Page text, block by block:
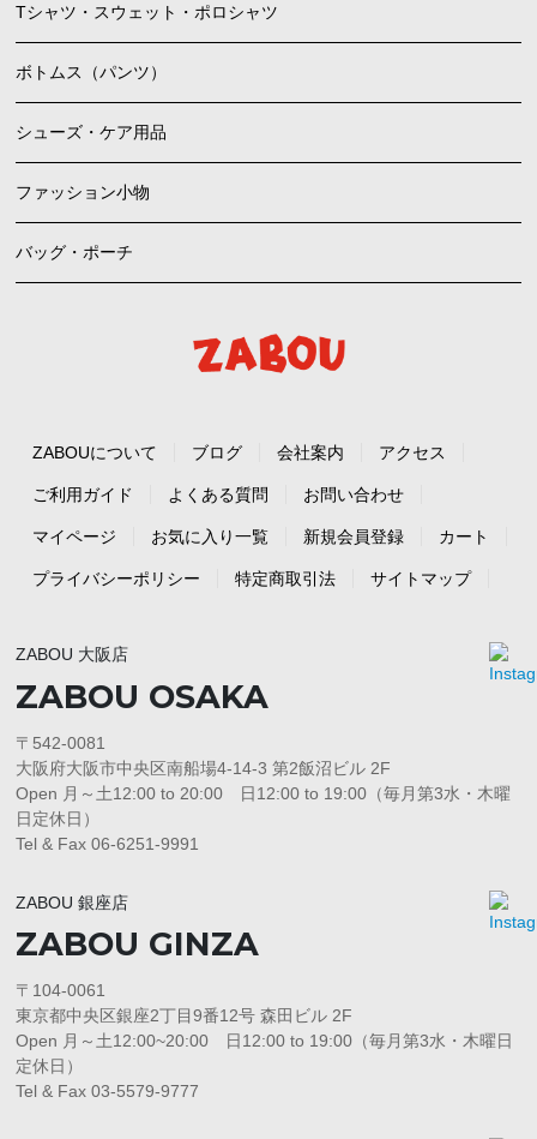
Tシャツ・スウェット・ポロシャツ
ボトムス（パンツ）
シューズ・ケア用品
ファッション小物
バッグ・ポーチ
ZABOUについて ブログ 会社案内 アクセス
ご利用ガイド よくある質問 お問い合わせ
マイページ お気に入り一覧 新規会員登録 カート
プライバシーポリシー 特定商取引法 サイトマップ
ZABOU 大阪店
ZABOU OSAKA
〒542-0081
大阪府大阪市中央区南船場4-14-3 第2飯沼ビル 2F
Open 月～土12:00 to 20:00 日12:00 to 19:00（毎月第3水・木曜
日定休日）
Tel & Fax 06-6251-9991
ZABOU 銀座店
ZABOU GINZA
〒104-0061
東京都中央区銀座2丁目9番12号 森田ビル 2F
Open 月～土12:00~20:00 日12:00 to 19:00（毎月第3水・木曜日
定休日）
Tel & Fax 03-5579-9777